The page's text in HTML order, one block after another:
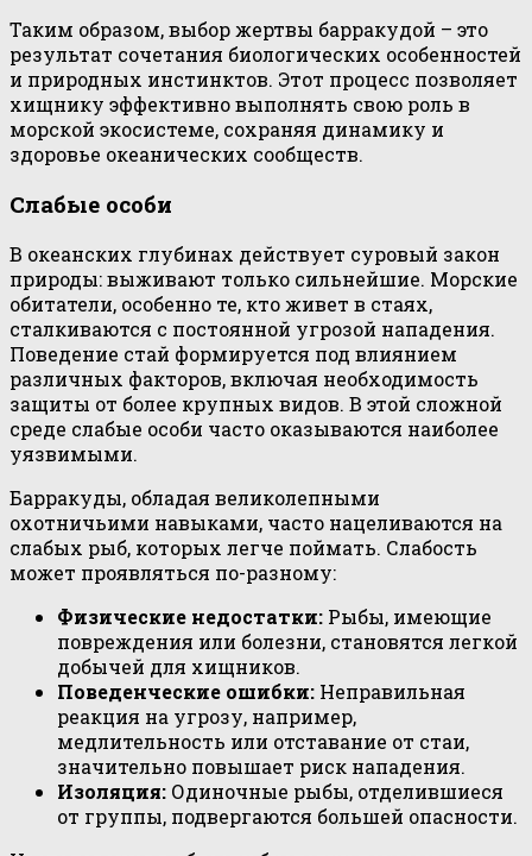
Таким образом, выбор жертвы барракудой – это
результат сочетания биологических особенностей
и природных инстинктов. Этот процесс позволяет
хищнику эффективно выполнять свою роль в
морской экосистеме, сохраняя динамику и
здоровье океанических сообществ.
Слабые особи
В океанских глубинах действует суровый закон
природы: выживают только сильнейшие. Морские
обитатели, особенно те, кто живет в стаях,
сталкиваются с постоянной угрозой нападения.
Поведение стай формируется под влиянием
различных факторов, включая необходимость
защиты от более крупных видов. В этой сложной
среде слабые особи часто оказываются наиболее
уязвимыми.
Барракуды, обладая великолепными
охотничьими навыками, часто нацеливаются на
слабых рыб, которых легче поймать. Слабость
может проявляться по-разному:
Физические недостатки: Рыбы, имеющие
повреждения или болезни, становятся легкой
добычей для хищников.
Поведенческие ошибки: Неправильная
реакция на угрозу, например,
медлительность или отставание от стаи,
значительно повышает риск нападения.
Изоляция: Одиночные рыбы, отделившиеся
от группы, подвергаются большей опасности.